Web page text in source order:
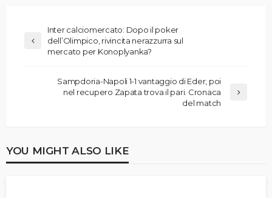
Inter calciomercato: Dopo il poker
dell’Olimpico, rivincita nerazzurra sul
mercato per Konoplyanka?
Sampdoria-Napoli 1-1 vantaggio di Eder, poi
nel recupero Zapata trova il pari. Cronaca
del match
YOU MIGHT ALSO LIKE